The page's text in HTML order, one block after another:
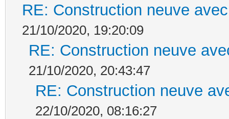
RE: Construction neuve
21/10/2020, 19:20:09
RE: Construction neuve
21/10/2020, 20:43:47
RE: Construction neuve
22/10/2020, 08:16:27